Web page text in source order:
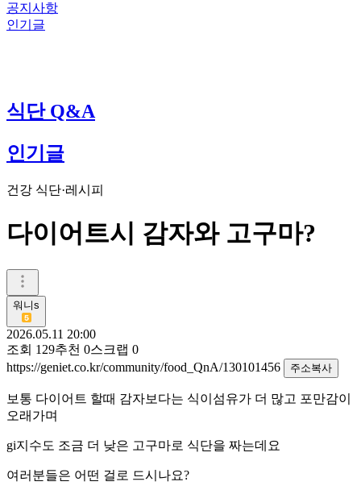
공지사항
인기글
식단 Q&A
인기글
건강 식단·레시피
다이어트시 감자와 고구마?
워니s
2026.05.11 20:00
조회 129추천 0스크랩 0
https://geniet.co.kr/community/food_QnA/130101456
주소복사
보통 다이어트 할때 감자보다는 식이섬유가 더 많고 포만감이
오래가며
gi지수도 조금 더 낮은 고구마로 식단을 짜는데요
여러분들은 어떤 걸로 드시나요?